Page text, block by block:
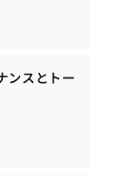
ンスとトー